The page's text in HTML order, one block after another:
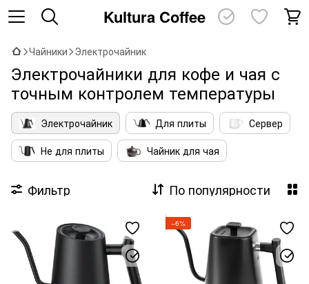
Kultura Coffee
Чайники Электрочайник
Электрочайники для кофе и чая с
точным контролем температуры
Электрочайник Для плиты
Сервер
Не для плиты
Чайник для чая
Фильтр По популярности
−6%